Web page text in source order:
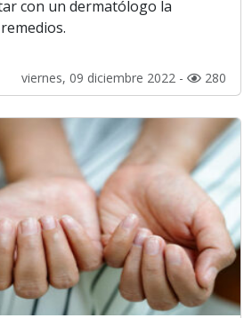
con un dermatólogo la
viernes, 09 diciembre 2022 - 280